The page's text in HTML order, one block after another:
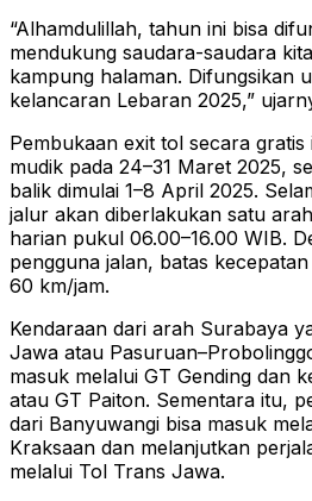
“Alhamdulillah, tahun ini bisa
mendukung saudara-saudara
kampung halaman. Difungsikan
kelancaran Lebaran 2025,”
Pembukaan exit tol secara
mudik pada 24–31 Maret 2025,
balik dimulai 1–8 April 2025.
jalur akan diberlakukan satu
harian pukul 06.00–16.00 WIB.
pengguna jalan, batas
60 km/jam.
Kendaraan dari arah Surabaya
Jawa atau
masuk melalui GT Gending dan
atau GT Paiton. Sementara itu,
dari Banyuwangi bisa masuk
Kraksaan dan melanjutkan
melalui Tol Trans Jawa.